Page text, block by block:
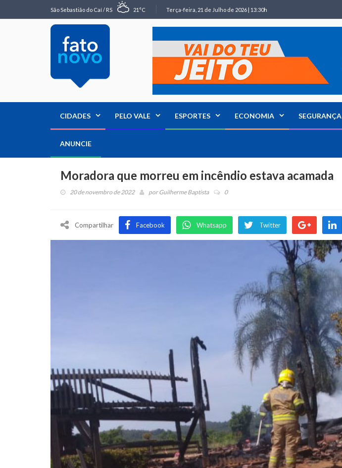
São Sebastião do Caí / RS 21°C Terça-feira, 21 de Julho de 2026 | 13:30h
CIDADES PELO VALE ESPORTES ECONOMIA SEGURANÇA
ANUNCIE
Moradora que morreu em incêndio estava acamada
20 de novembro de 2022 porGuilherme Baptista 0
Compartilhar Facebook Whatsapp Twitter